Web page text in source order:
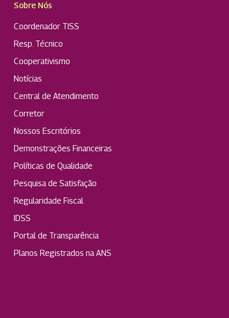
Sobre Nós
Coordenador TISS
Resp. Técnico
Cooperativismo
Notícias
Central de Atendimento
Corretor
Nossos Escritórios
Demonstrações Financeiras
Políticas de Qualidade
Pesquisa de Satisfação
Regularidade Fiscal
IDSS
Portal de Transparência
Planos Registrados na ANS